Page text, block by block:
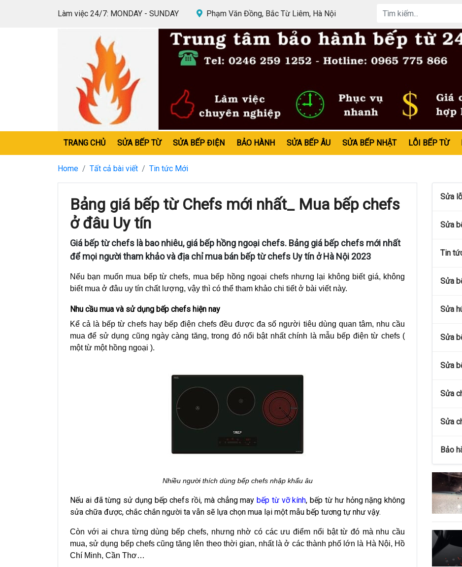
Làm việc 24/7: MONDAY - SUNDAY Phạm Văn Đồng, Bắc Từ Liêm, Hà Nội
TRANG CHỦ SỬA BẾP TỪ SỬA BẾP ĐIỆN BẢO HÀNH SỬA BẾP ÂU SỬA BẾP NHẬT LỖI BẾP TỪ
Home Tất cả bài viết Tin tức Mới
Bảng giá bếp từ Chefs mới nhất_ Mua bếp chefs
ở đâu Uy tín
Giá bếp từ chefs là bao nhiêu, giá bếp hồng ngoại chefs. Bảng giá bếp chefs mới nhất
để mọi người tham khảo và địa chỉ mua bán bếp từ chefs Uy tín ở Hà Nội 2023
Nếu bạn muốn mua bếp từ chefs, mua bếp hồng ngoại chefs nhưng lại không biết giá, không
biết mua ở đâu uy tín chất lượng, vậy thì có thể tham khảo chi tiết ở bài viết này.
Nhu cầu mua và sử dụng bếp chefs hiện nay
Kể cả là bếp từ chefs hay bếp điện chefs đều được đa số người tiêu dùng quan tâm, nhu cầu
mua để sử dụng cũng ngày càng tăng, trong đó nổi bật nhất chính là mẫu bếp điện từ chefs (
một từ một hồng ngoại ).
Nhiều người thích dùng bếp chefs nhập khẩu âu
Nếu ai đã từng sử dụng bếp chefs rồi, mà chẳng maybếp từ vỡ kính, bếp từ hư hỏng nặng không
sửa chữa được, chắc chắn người ta vẫn sẽ lựa chọn mua lại một mẫu bếp tương tự như vậy.
Còn với ai chưa từng dùng bếp chefs, nhưng nhờ có các ưu điểm nổi bật từ đó mà nhu cầu
mua, sử dụng bếp chefs cũng tăng lên theo thời gian, nhất là ở các thành phố lớn là Hà Nội, Hồ
Chí Minh, Cần Thơ…
Sửa
Sửa
Tin
Sửa
Sửa
Sửa
Sửa
Sửa
Sửa
Bảo